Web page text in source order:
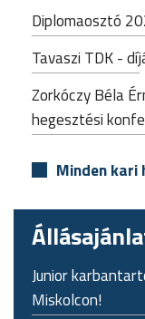
Diplomaosztó
Tavaszi TDK -
Zorkóczy Béla
hegesztési
Minden kari
Junior
Miskolcon!